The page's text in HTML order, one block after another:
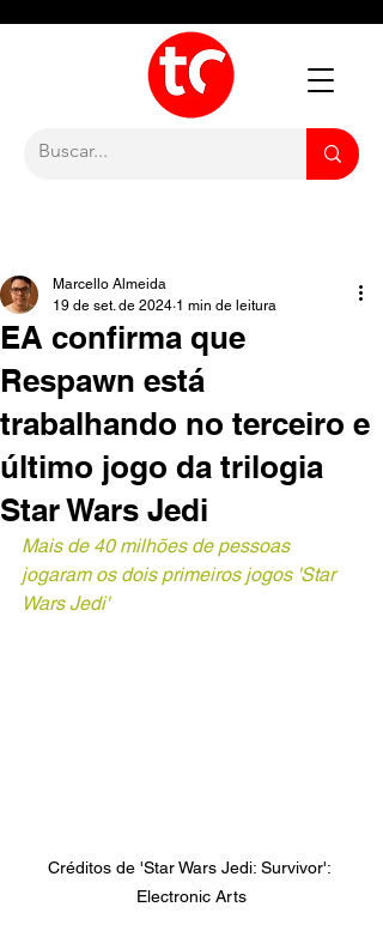
EA confirma que
Respawn está
trabalhando no terceiro e
último jogo da trilogia
Star Wars Jedi
Marcello Almeida
19 de set. de 2024 1 min de leitura
Mais de 40 milhões de pessoas
jogaram os dois primeiros jogos 'Star
Wars Jedi'
Créditos de 'Star Wars Jedi: Survivor':
Electronic Arts